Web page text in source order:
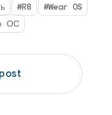
#R8
#Wear OS
ОС